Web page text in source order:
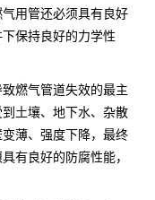
用管还必须具有良好
保持良好的力学性
燃气管道失效的最主
土壤、地下水、杂散
薄、强度下降，最终
有良好的防腐性能，